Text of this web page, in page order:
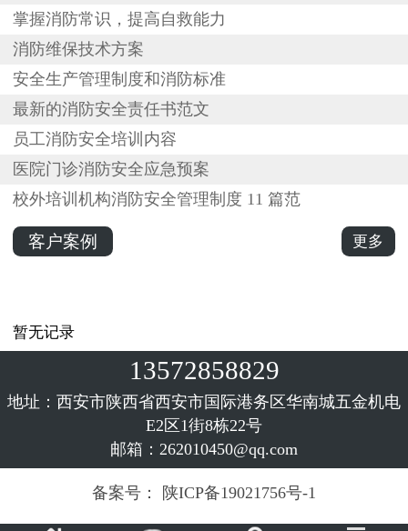
掌握消防常识，提高自救能力
消防维保技术方案
安全生产管理制度和消防标准
最新的消防安全责任书范文
员工消防安全培训内容
医院门诊消防安全应急预案
校外培训机构消防安全管理制度 11 篇范
更多
客户案例
暂无记录
13572858829
地址：西安市陕西省西安市国际港务区华南城五金机电
E2区1街8栋22号
邮箱：262010450@qq.com
备案号： 陕ICP备19021756号-1